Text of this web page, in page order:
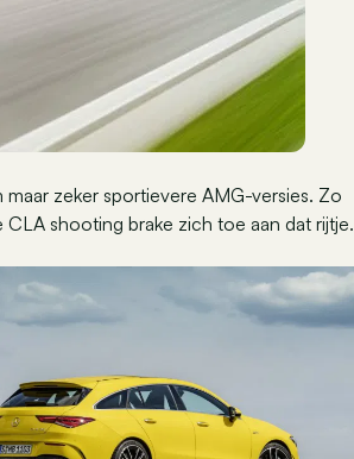
zeker sportievere AMG-versies. Zo
CLA shooting brake zich toe aan dat rijtje.